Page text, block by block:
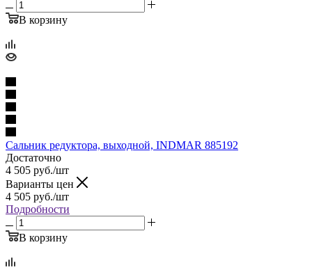
В корзину
Сальник редуктора, выходной, INDMAR 885192
Достаточно
4 505 руб./шт
Варианты цен
4 505 руб./шт
Подробности
В корзину